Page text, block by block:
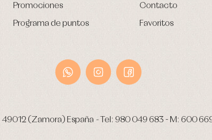
Promociones
Programa de puntos
Contacto
Favoritos
49012 (Zamora) España -Tel: 980 049 683 - M: 600